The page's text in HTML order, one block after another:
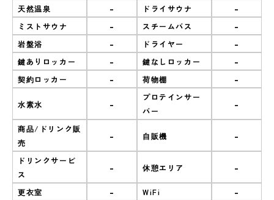
天然温泉 - ドライサウナ -
ミストサウナ - スチームバス -
岩盤浴 - ドライヤー -
鍵ありロッカー - 鍵なしロッカー -
契約ロッカー - 荷物棚 -
水素水 -
プロテインサー
バー
-
商品/ドリンク販
売
- 自販機 -
ドリンクサービ
ス
- 休憩エリア -
更衣室 - WiFi -